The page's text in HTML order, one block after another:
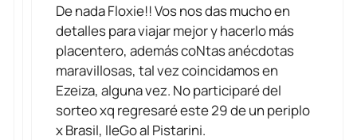
De nada Floxie!! Vos nos das mucho en
detalles para viajar mejor y hacerlo más
placentero, además coNtas anécdotas
maravillosas, tal vez coincidamos en
Ezeiza, alguna vez. No participaré del
sorteo xq regresaré este 29 de un periplo
x Brasil, lleGo al Pistarini.